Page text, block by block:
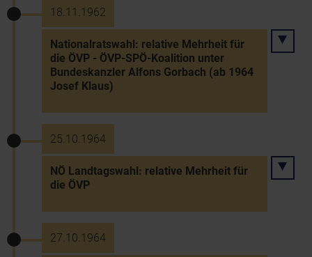
18.11.1962
Nationalratswahl: relative Mehrheit für
die ÖVP - ÖVP-SPÖ-Koalition unter
Bundeskanzler Alfons Gorbach (ab 1964
Josef Klaus)
25.10.1964
NÖ Landtagswahl: relative Mehrheit für
die ÖVP
27.10.1964